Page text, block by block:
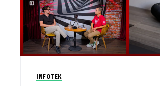
INFOTEK